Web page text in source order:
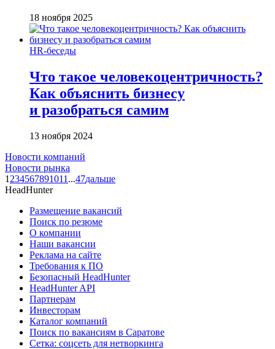
18 ноября 2025
HR-беседы
Что такое человеко­центричность?
Как объяснить бизнесу
и разобраться самим
13 ноября 2024
Новости компаний
Новости рынка
1 234567891011 ...47дальше
HeadHunter
Размещение вакансий
Поиск по резюме
О компании
Наши вакансии
Реклама на сайте
Требования к ПО
Безопасный HeadHunter
HeadHunter API
Партнерам
Инвесторам
Каталог компаний
Поиск по вакансиям в Саратове
Сетка: соцсеть для нетворкинга